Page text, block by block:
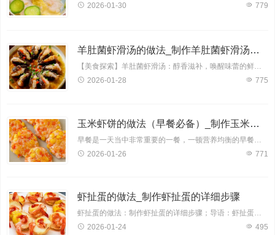
2026-01-30
779
羊肚菌虾滑汤的做法_制作羊肚菌虾滑汤的详细步骤
【美食探索】羊肚菌虾滑汤：醇香滋补，唤醒味蕾的鲜美之选；羊肚菌，一种珍贵的食用菌，其肉质肥厚，口感鲜美，营养价值极高。搭配鲜嫩的虾滑，更是将汤的口感提升至全新的境界。下面
2026-01-28
775
玉米虾饼的做法（早餐必备）_制作玉米虾饼的详细步骤
2026-01-26
771
虾扯蛋的做法_制作虾扯蛋的详细步骤
虾扯蛋的做法：制作虾扯蛋的详细步骤；导语：虾扯蛋，一道听起来颇有趣味的美食，实则是一道兼具营养与美味的佳肴。今天，就让我们一起来学习一下如何制作这道美味可口的虾扯蛋，让您
2026-01-24
495